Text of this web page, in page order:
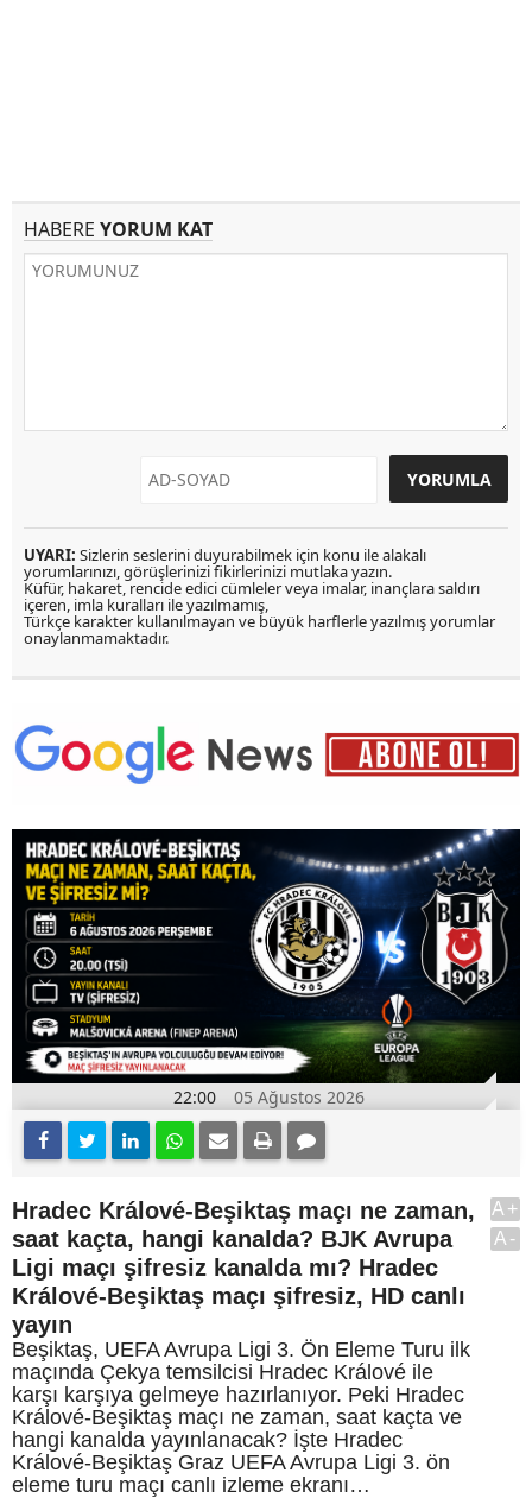
HABERE YORUM KAT
UYARI: Sizlerin seslerini duyurabilmek için konu ile alakalı
yorumlarınızı, görüşlerinizi fikirlerinizi mutlaka yazın.
Küfür, hakaret, rencide edici cümleler veya imalar, inançlara saldırı
içeren, imla kuralları ile yazılmamış,
Türkçe karakter kullanılmayan ve büyük harflerle yazılmış yorumlar
onaylanmamaktadır.
22:00 05 Ağustos 2026
Hradec Králové-Beşiktaş maçı ne zaman,
saat kaçta, hangi kanalda? BJK Avrupa
Ligi maçı şifresiz kanalda mı? Hradec
Králové-Beşiktaş maçı şifresiz, HD canlı
yayın
Beşiktaş, UEFA Avrupa Ligi 3. Ön Eleme Turu ilk
maçında Çekya temsilcisi Hradec Králové ile
karşı karşıya gelmeye hazırlanıyor. Peki Hradec
Králové-Beşiktaş maçı ne zaman, saat kaçta ve
hangi kanalda yayınlanacak? İşte Hradec
Králové-Beşiktaş Graz UEFA Avrupa Ligi 3. ön
eleme turu maçı canlı izleme ekranı…
A+
A-